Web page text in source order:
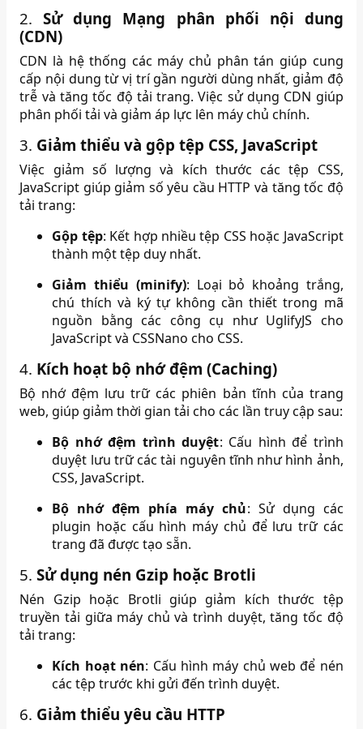
2.Sử dụng Mạng phân phối nội dung
(CDN)
CDN là hệ thống các máy chủ phân tán giúp cung
cấp nội dung từ vị trí gần người dùng nhất, giảm độ
trễ và tăng tốc độ tải trang. Việc sử dụng CDN giúp
phân phối tải và giảm áp lực lên máy chủ chính.
3. Giảm thiểu và gộp tệp CSS, JavaScript
Việc giảm số lượng và kích thước các tệp CSS,
JavaScript giúp giảm số yêu cầu HTTP và tăng tốc độ
tải trang:
Gộp tệp: Kết hợp nhiều tệp CSS hoặc JavaScript
thành một tệp duy nhất.
Giảm thiểu (minify): Loại bỏ khoảng trắng,
chú thích và ký tự không cần thiết trong mã
nguồn bằng các công cụ như UglifyJS cho
JavaScript và CSSNano cho CSS.
4. Kích hoạt bộ nhớ đệm (Caching)
Bộ nhớ đệm lưu trữ các phiên bản tĩnh của trang
web, giúp giảm thời gian tải cho các lần truy cập sau:
Bộ nhớ đệm trình duyệt: Cấu hình để trình
duyệt lưu trữ các tài nguyên tĩnh như hình ảnh,
CSS, JavaScript.
Bộ nhớ đệm phía máy chủ: Sử dụng các
plugin hoặc cấu hình máy chủ để lưu trữ các
trang đã được tạo sẵn.
5.Sử dụng nén Gzip hoặc Brotli
Nén Gzip hoặc Brotli giúp giảm kích thước tệp
truyền tải giữa máy chủ và trình duyệt, tăng tốc độ
tải trang:
Kích hoạt nén: Cấu hình máy chủ web để nén
các tệp trước khi gửi đến trình duyệt.
6. Giảm thiểu yêu cầu HTTP